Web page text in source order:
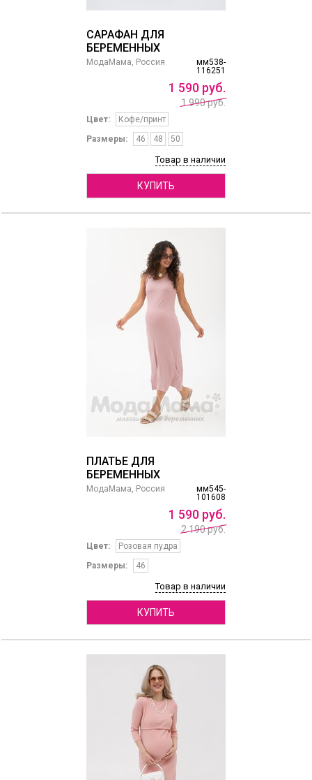
САРАФАН ДЛЯ
БЕРЕМЕННЫХ
мм538-
116251
МодаМама, Россия
1 590 руб.
1 990 руб.
Цвет:
Кофе/принт
Размеры:
46 48 50
Товар в наличии
КУПИТЬ
ПЛАТЬЕ ДЛЯ
БЕРЕМЕННЫХ
мм545-
101608
МодаМама, Россия
1 590 руб.
2 190 руб.
Цвет:
Розовая пудра
Размеры:
46
Товар в наличии
КУПИТЬ